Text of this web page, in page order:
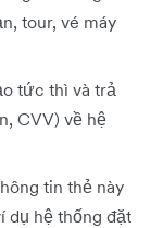
tour, vé máy
tức thì và trả
CVV) về hệ
tin thẻ này
dụ hệ thống đặt